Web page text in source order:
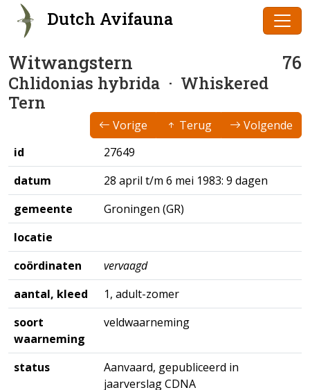
Dutch Avifauna
Witwangstern 76
Chlidonias hybrida · Whiskered
Tern
Vorige Terug
Volgende
id
27649
datum
28 april t/m 6 mei 1983: 9 dagen
gemeente
Groningen (GR)
locatie
coördinaten
vervaagd
aantal, kleed
1, adult-zomer
soort
waarneming
veldwaarneming
status
Aanvaard, gepubliceerd in
jaarverslag CDNA